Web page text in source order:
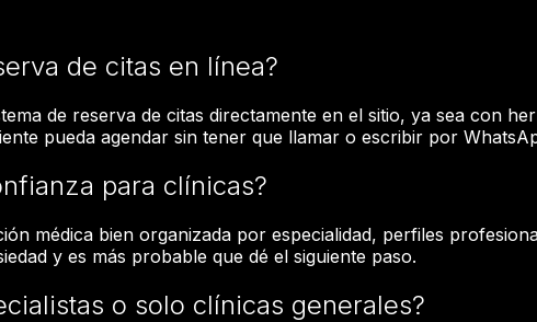
de citas en línea?
de reserva de citas directamente en el sitio, ya sea con
pueda agendar sin tener que llamar o escribir por
para clínicas?
médica bien organizada por especialidad, perfiles
y es más probable que dé el siguiente paso.
o solo clínicas generales?